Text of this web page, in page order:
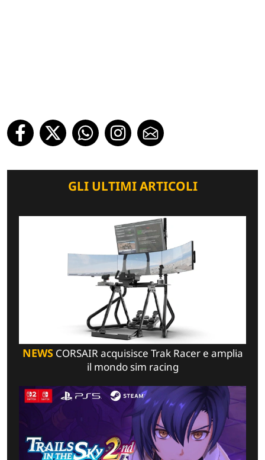
GLI ULTIMI ARTICOLI
NEWSCORSAIR acquisisce Trak Racer e amplia
il mondo sim racing